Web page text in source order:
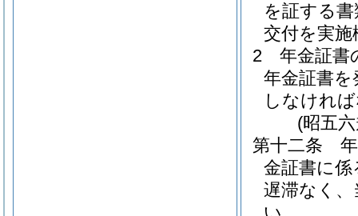
を証する
交付を実
2
年金証書
年金証書
しなけれ
(昭五
第十二条
金証書に
遅滞なく